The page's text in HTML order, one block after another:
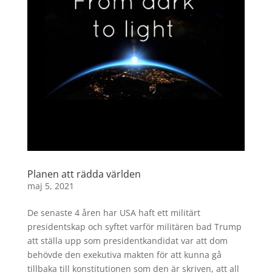
Planen att rädda världen
maj 5, 2021
De senaste 4 åren har USA haft ett militärt
presidentskap och syftet varför militären bad Trump
att ställa upp som presidentkandidat var att dom
behövde den exekutiva makten för att kunna gå
tillbaka till konstitutionen som den är skriven, att all